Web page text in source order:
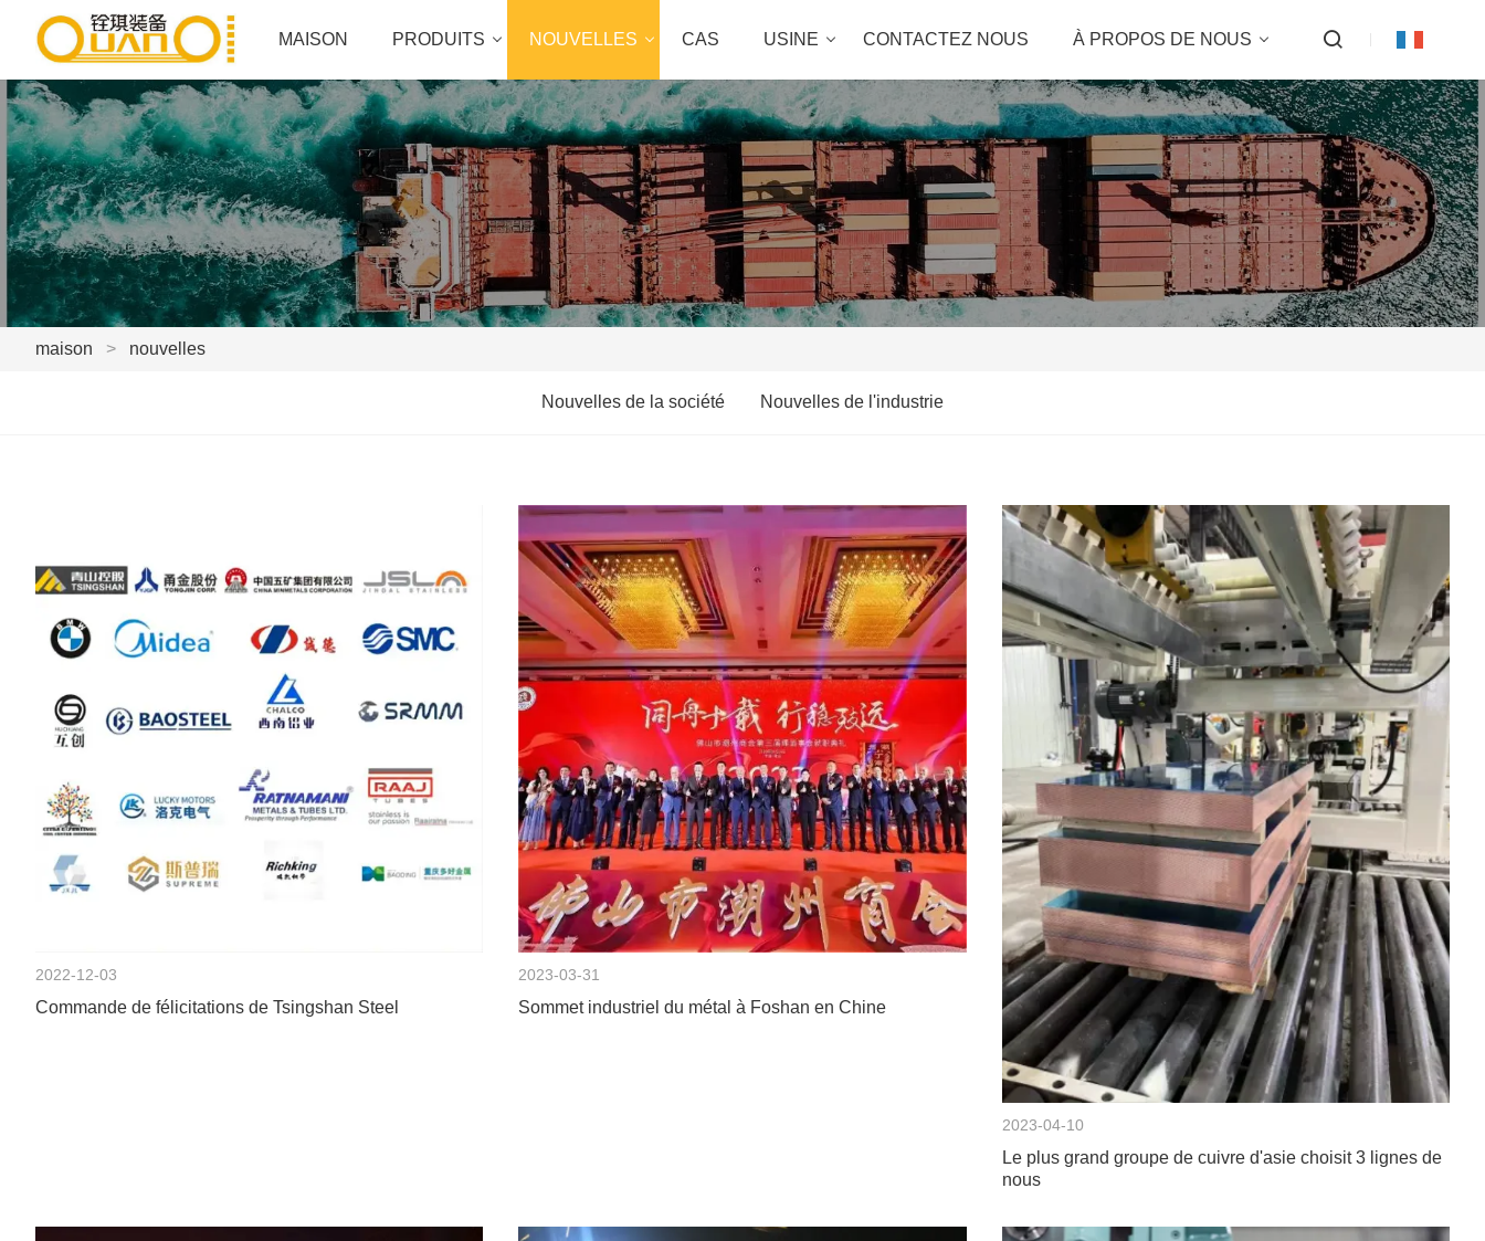
MAISON PRODUITS NOUVELLES CAS USINE CONTACTEZ NOUS À PROPOS DE NOUS
maison > nouvelles
Nouvelles de la société Nouvelles de l'industrie
2022-12-03
Commande de félicitations de Tsingshan Steel
2023-03-31
Sommet industriel du métal à Foshan en Chine
2023-04-10
Le plus grand groupe de cuivre d'asie choisit 3 lignes de
nous